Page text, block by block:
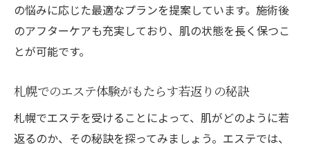
の悩みに応じた最適なプランを提案しています。施術後
のアフターケアも充実しており、肌の状態を長く保つこ
とが可能です。
札幌でのエステ体験がもたらす若返りの秘訣
札幌でエステを受けることによって、肌がどのように若
返るのか、その秘訣を探ってみましょう。エステでは、